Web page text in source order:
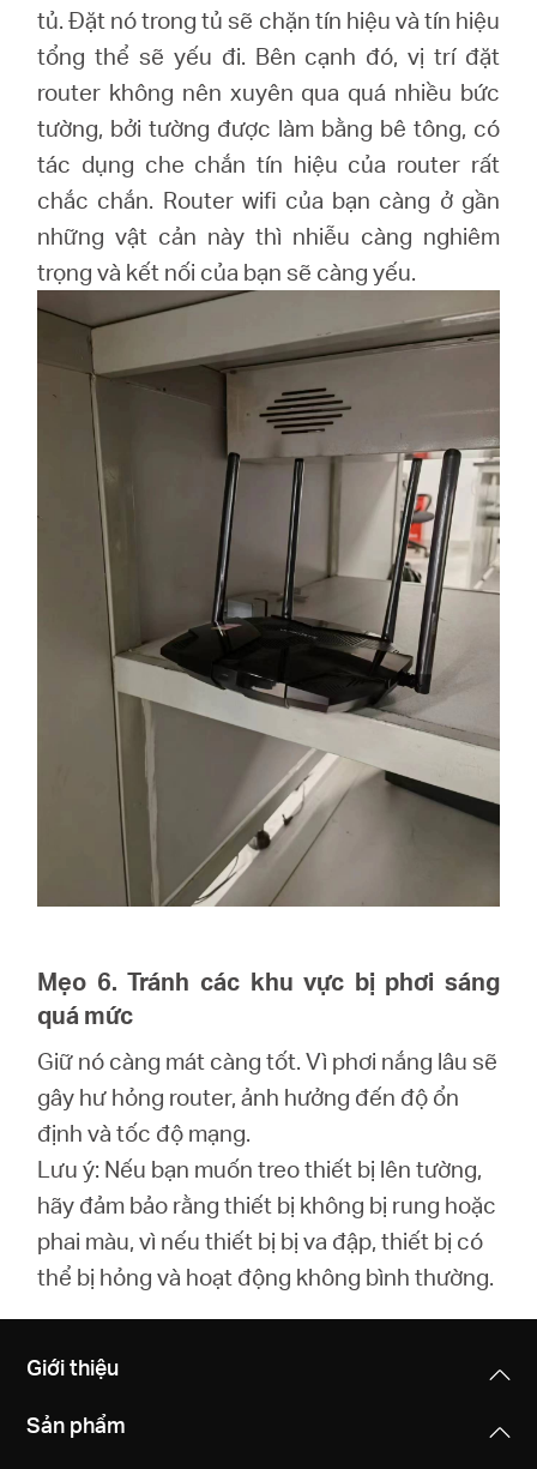
tủ. Đặt nó trong tủ sẽ chặn tín hiệu và tín hiệu
tổng thể sẽ yếu đi. Bên cạnh đó, vị trí đặt
router không nên xuyên qua quá nhiều bức
tường, bởi tường được làm bằng bê tông, có
tác dụng che chắn tín hiệu của router rất
chắc chắn. Router wifi của bạn càng ở gần
những vật cản này thì nhiễu càng nghiêm
trọng và kết nối của bạn sẽ càng yếu.
Mẹo 6. Tránh các khu vực bị phơi sáng
quá mức
Giữ nó càng mát càng tốt. Vì phơi nắng lâu sẽ
gây hư hỏng router, ảnh hưởng đến độ ổn
định và tốc độ mạng.
Lưu ý: Nếu bạn muốn treo thiết bị lên tường,
hãy đảm bảo rằng thiết bị không bị rung hoặc
phai màu, vì nếu thiết bị bị va đập, thiết bị có
thể bị hỏng và hoạt động không bình thường.
Giới thiệu
Sản phẩm